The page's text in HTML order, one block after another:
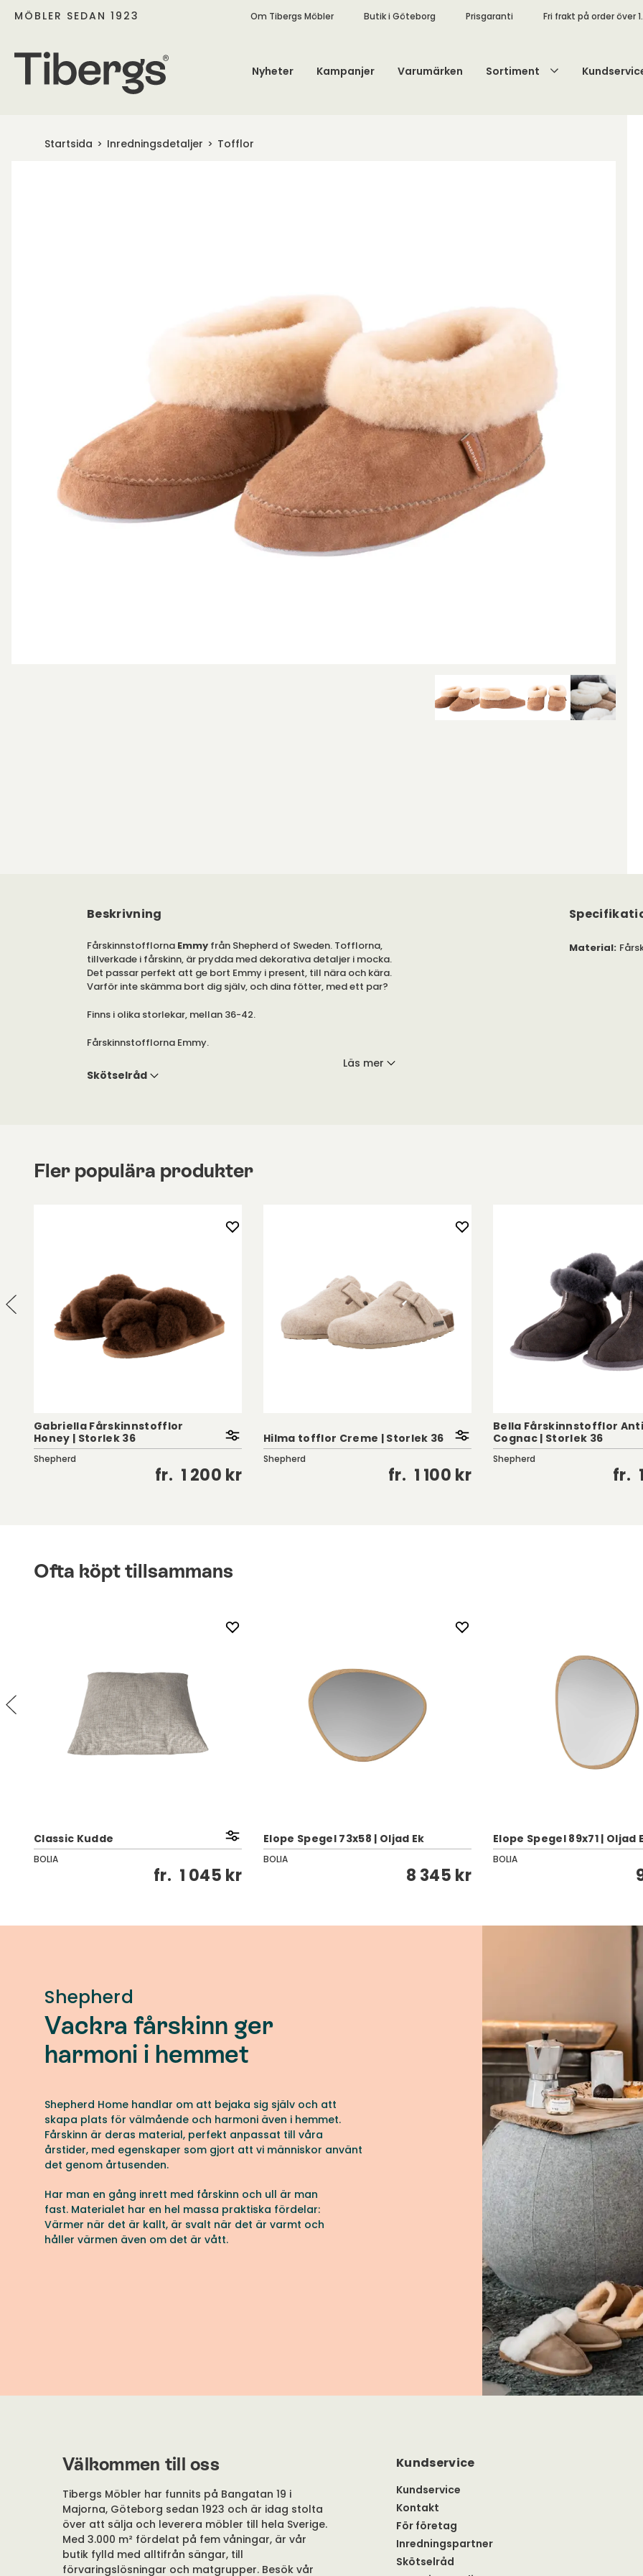
MÖBLER SEDAN 1923 Om Tibergs Möbler Butik i Göteborg Prisgaranti Fri frakt på order över
Nyheter Kampanjer Varumärken Sortiment
Startsida Inredningsdetaljer Tofflor
Beskrivning
Fårskinnstofflorna Emmy från Shepherd of Sweden. Tofflorna,
tillverkade i fårskinn, är prydda med dekorativa detaljer i mocka.
Det passar perfekt att ge bort Emmy i present, till nära och kära.
Varför inte skämma bort dig själv, och dina fötter, med ett par?
Finns i olika storlekar, mellan 36-42.
Fårskinnstofflorna Emmy.
Tofflorna är tillverkade i fårskinn, med detaljer i mocka. Sulan är
Läs mer
Skötselråd
Material:
Fler populära produkter
Gabriella Fårskinnstofflor
Honey | Storlek 36
Shepherd
fr. 1 200 kr
Hilma tofflor Creme | Storlek 36
Shepherd
fr. 1 100 kr
Bella Fårskinnstofflor
Cognac | Storlek 36
Shepherd
fr.
Ofta köpt tillsammans
Classic Kudde
BOLIA
fr. 1 045 kr
Elope Spegel 73x58 | Oljad Ek
BOLIA
8 345 kr
Elope Spegel 89x71 | Oljad
BOLIA
Shepherd
Vackra fårskinn ger
harmoni i hemmet
Shepherd Home handlar om att bejaka sig själv och att
skapa plats för välmående och harmoni även i hemmet.
Fårskinn är deras material, perfekt anpassat till våra
årstider, med egenskaper som gjort att vi människor använt
det genom årtusenden.
Har man en gång inrett med fårskinn och ull är man
fast. Materialet har en hel massa praktiska fördelar:
Värmer när det är kallt, är svalt när det är varmt och
håller värmen även om det är vått.
Välkommen till oss
Tibergs Möbler har funnits på Bangatan 19 i
Majorna, Göteborg sedan 1923 och är idag stolta
över att sälja och leverera möbler till hela Sverige.
Med 3.000 m² fördelat på fem våningar, är vår
butik fylld med alltifrån sängar, till
förvaringslösningar och matgrupper. Besök vår
Kundservice
Kundservice
Kontakt
För företag
Inredningspartner
Skötselråd